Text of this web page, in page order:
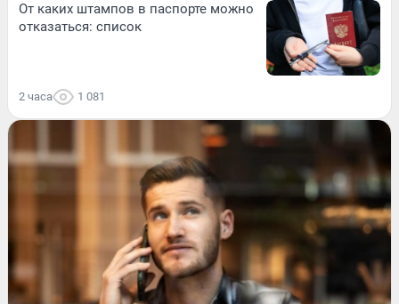
От каких штампов в паспорте можно
отказаться: список
2 часа 1 081